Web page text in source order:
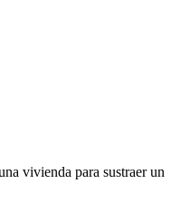
vivienda para sustraer un